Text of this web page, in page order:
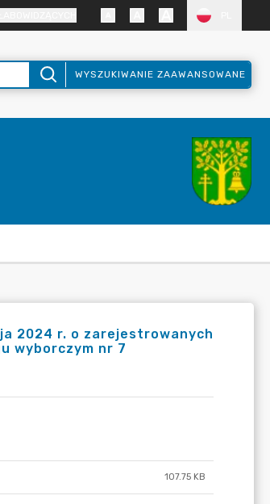
WYSZUKIWANIE ZAAWANSOWANE
2024 r. o zarejestrowanych
wyborczym nr 7
107.75 KB